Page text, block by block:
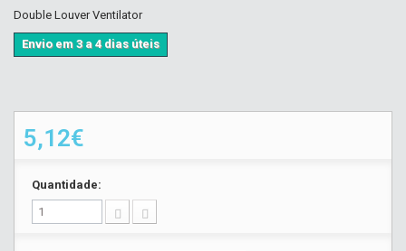
Double Louver Ventilator
Envio em 3 a 4 dias úteis
5,12€
Quantidade: